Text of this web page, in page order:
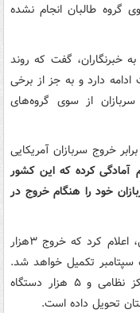
گروه طالبان انجام نشده
خبرنگاران، گفت که روند
دارد و به جز از برخی
از سوی گروه‌های
خروج سربازان آمریکایی
آمادگی کرده که این کشور
خود را هنگام خروج در
این در حالی است که بایدن در ۱۴ ماه آوریل، اعلام کرد که خروج ۳هزار
آمریکا از افغانستان تا ۱۱ ماه سپتامبر تکمیل خواهد شد.
بر اساس گزارش‌ها، پنتاگون تاکنون پنج مرکز نظامی و ۵ هزار دستگاه
تحویل داده است.